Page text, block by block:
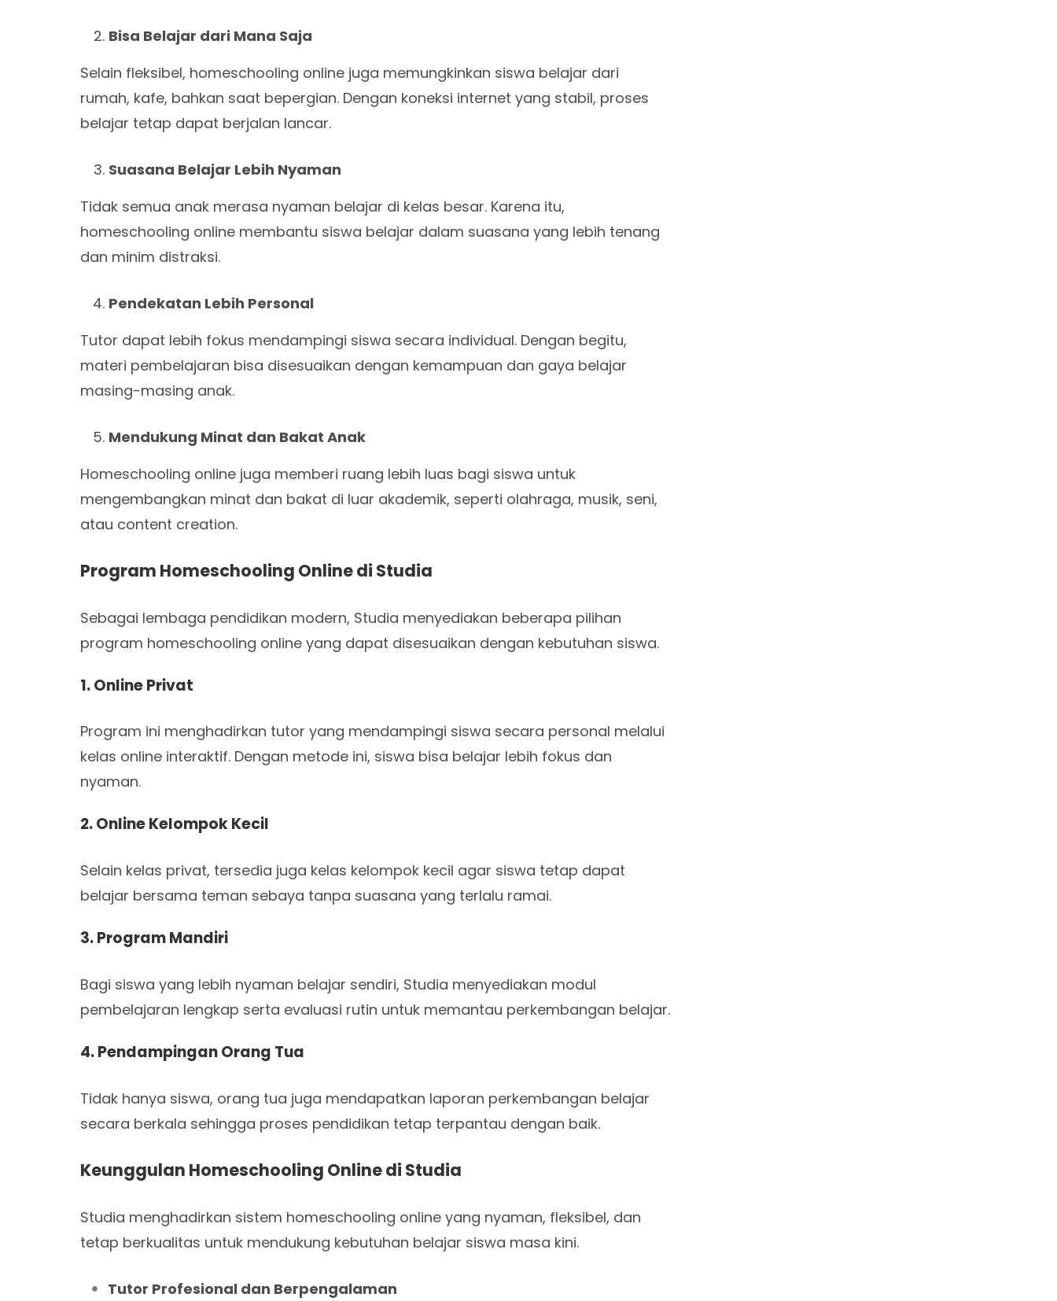
Bisa Belajar dari Mana Saja
Selain fleksibel, homeschooling online juga memungkinkan siswa belajar dari
rumah, kafe, bahkan saat bepergian. Dengan koneksi internet yang stabil, proses
belajar tetap dapat berjalan lancar.
Suasana Belajar Lebih Nyaman
Tidak semua anak merasa nyaman belajar di kelas besar. Karena itu,
homeschooling online membantu siswa belajar dalam suasana yang lebih tenang
dan minim distraksi.
Pendekatan Lebih Personal
Tutor dapat lebih fokus mendampingi siswa secara individual. Dengan begitu,
materi pembelajaran bisa disesuaikan dengan kemampuan dan gaya belajar
masing-masing anak.
Mendukung Minat dan Bakat Anak
Homeschooling online juga memberi ruang lebih luas bagi siswa untuk
mengembangkan minat dan bakat di luar akademik, seperti olahraga, musik, seni,
atau content creation.
Program Homeschooling Online di Studia
Sebagai lembaga pendidikan modern, Studia menyediakan beberapa pilihan
program homeschooling online yang dapat disesuaikan dengan kebutuhan siswa.
1. Online Privat
Program ini menghadirkan tutor yang mendampingi siswa secara personal melalui
kelas online interaktif. Dengan metode ini, siswa bisa belajar lebih fokus dan
nyaman.
2. Online Kelompok Kecil
Selain kelas privat, tersedia juga kelas kelompok kecil agar siswa tetap dapat
belajar bersama teman sebaya tanpa suasana yang terlalu ramai.
3. Program Mandiri
Bagi siswa yang lebih nyaman belajar sendiri, Studia menyediakan modul
pembelajaran lengkap serta evaluasi rutin untuk memantau perkembangan belajar.
4. Pendampingan Orang Tua
Tidak hanya siswa, orang tua juga mendapatkan laporan perkembangan belajar
secara berkala sehingga proses pendidikan tetap terpantau dengan baik.
Keunggulan Homeschooling Online di Studia
Studia menghadirkan sistem homeschooling online yang nyaman, fleksibel, dan
tetap berkualitas untuk mendukung kebutuhan belajar siswa masa kini.
Tutor Profesional dan Berpengalaman